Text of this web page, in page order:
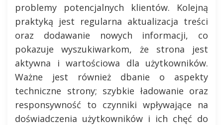
problemy potencjalnych klientów. Kolejną
praktyką jest regularna aktualizacja treści
oraz dodawanie nowych informacji, co
pokazuje wyszukiwarkom, że strona jest
aktywna i wartościowa dla użytkowników.
Ważne jest również dbanie o aspekty
techniczne strony; szybkie ładowanie oraz
responsywność to czynniki wpływające na
doświadczenia użytkowników i ich chęć do